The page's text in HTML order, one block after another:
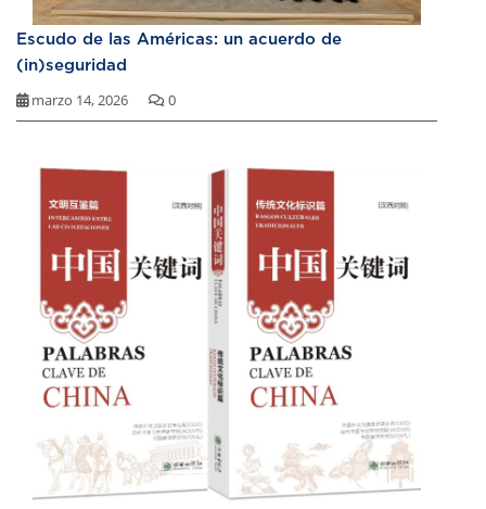
Escudo de las Américas: un acuerdo de
(in)seguridad
marzo 14, 2026 0